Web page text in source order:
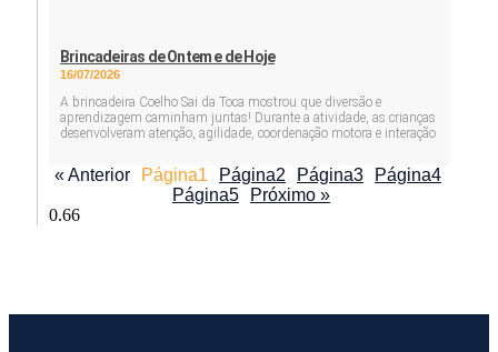
Brincadeiras de Ontem e de Hoje
16/07/2026
A brincadeira Coelho Sai da Toca mostrou que diversão e
aprendizagem caminham juntas! Durante a atividade, as crianças
desenvolveram atenção, agilidade, coordenação motora e interação
« Anterior Página1 Página2 Página3 Página4
Página5 Próximo »